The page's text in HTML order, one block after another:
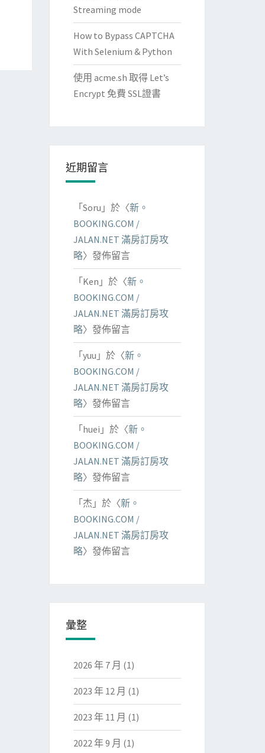
Streaming mode
How to Bypass CAPTCHA
With Selenium & Python
使用 acme.sh 取得 Let’s
Encrypt 免費 SSL證書
近期留言
「 Soru 」於〈新。
BOOKING.COM /
JALAN.NET 滿房訂房攻
略〉發佈留言
「 Ken 」於〈新。
BOOKING.COM /
JALAN.NET 滿房訂房攻
略〉發佈留言
「 yuu 」於〈新。
BOOKING.COM /
JALAN.NET 滿房訂房攻
略〉發佈留言
「 huei 」於〈新。
BOOKING.COM /
JALAN.NET 滿房訂房攻
略〉發佈留言
「 杰 」於〈新。
BOOKING.COM /
JALAN.NET 滿房訂房攻
略〉發佈留言
彙整
2026 年 7 月 (1)
2023 年 12 月 (1)
2023 年 11 月 (1)
2022 年 9 月 (1)